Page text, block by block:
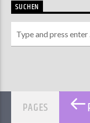
SUCHEN
PAGES